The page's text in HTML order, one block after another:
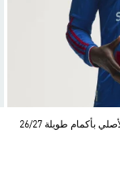
بأكمام طويلة 26/27